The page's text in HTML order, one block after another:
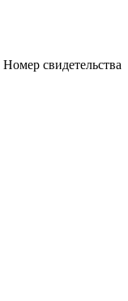
Номер свидетельства